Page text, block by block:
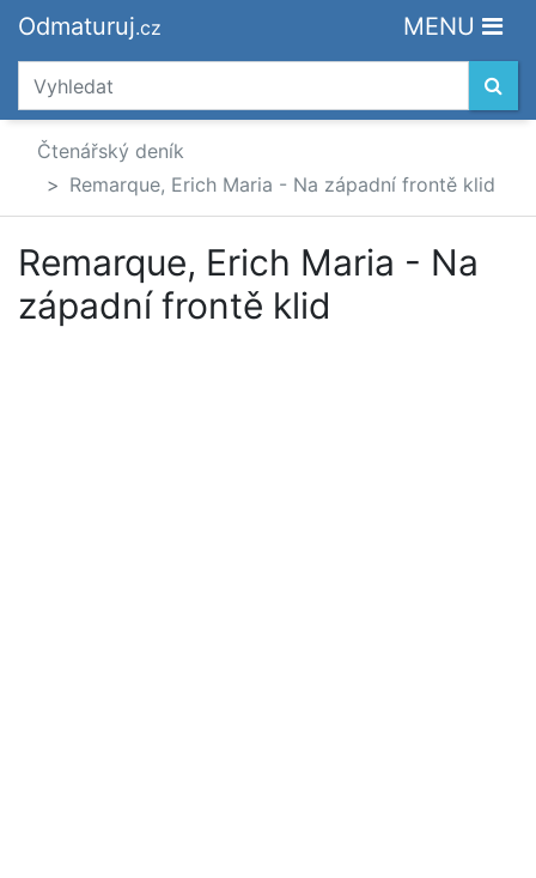
Odmaturuj.cz MENU
Čtenářský deník
Remarque, Erich Maria - Na západní frontě klid
Remarque, Erich Maria - Na
západní frontě klid